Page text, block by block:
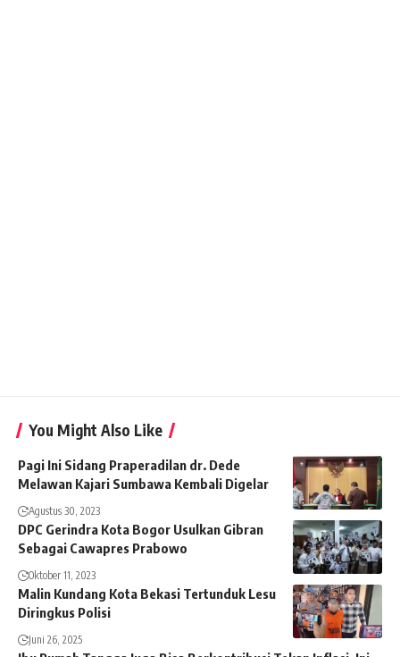
You Might Also Like
Pagi Ini Sidang Praperadilan dr. Dede
Melawan Kajari Sumbawa Kembali Digelar
Agustus 30, 2023
DPC Gerindra Kota Bogor Usulkan Gibran
Sebagai Cawapres Prabowo
Oktober 11, 2023
Malin Kundang Kota Bekasi Tertunduk Lesu
Diringkus Polisi
Juni 26, 2025